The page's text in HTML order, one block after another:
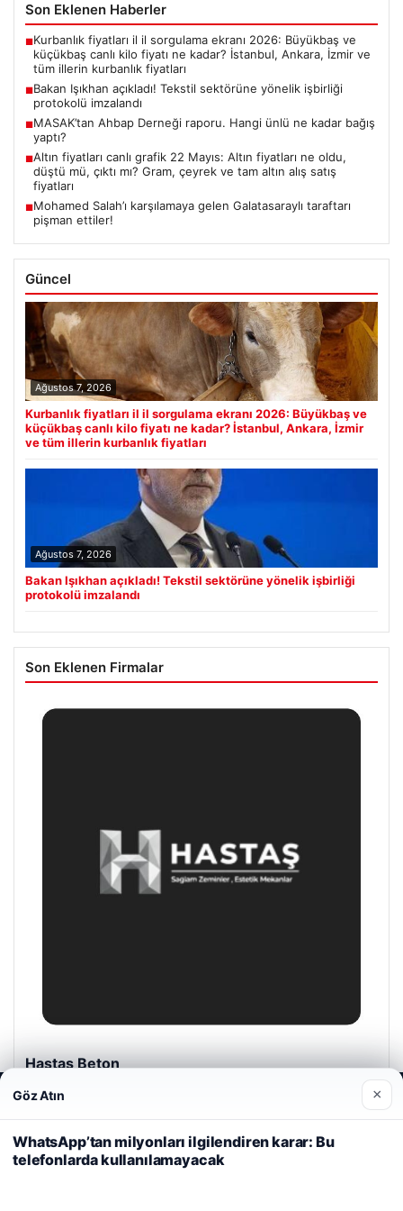
Son Eklenen Haberler
■Kurbanlık fiyatları il il sorgulama ekranı 2026: Büyükbaş ve
küçükbaş canlı kilo fiyatı ne kadar? İstanbul, Ankara, İzmir ve
tüm illerin kurbanlık fiyatları
■Bakan Işıkhan açıkladı! Tekstil sektörüne yönelik işbirliği
protokolü imzalandı
■MASAK’tan Ahbap Derneği raporu. Hangi ünlü ne kadar bağış
yaptı?
■Altın fiyatları canlı grafik 22 Mayıs: Altın fiyatları ne oldu,
düştü mü, çıktı mı? Gram, çeyrek ve tam altın alış satış
fiyatları
■Mohamed Salah’ı karşılamaya gelen Galatasaraylı taraftarı
pişman ettiler!
Güncel
Ağustos 7, 2026
Kurbanlık fiyatları il il sorgulama ekranı 2026: Büyükbaş ve
küçükbaş canlı kilo fiyatı ne kadar? İstanbul, Ankara, İzmir
ve tüm illerin kurbanlık fiyatları
Ağustos 7, 2026
Bakan Işıkhan açıkladı! Tekstil sektörüne yönelik işbirliği
protokolü imzalandı
Son Eklenen Firmalar
Hastaş Beton
Web sitemizi nasıl kullandığınızı daha iyi anlayabilmek,
deneyiminizi kişiselleştirmek ve geliştirmek amacıyla çerezler
kullanıyoruz.Çerez Politikamız
Reddet Kabul Et
Göz Atın ×
WhatsApp’tan milyonları ilgilendiren karar: Bu
telefonlarda kullanılamayacak